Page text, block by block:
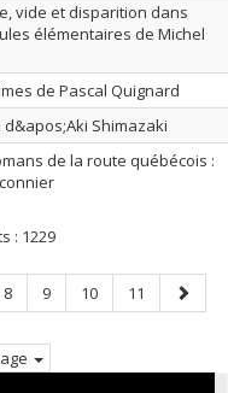
vide et disparition dans
élémentaires de Michel
de Pascal Quignard
Shimazaki
de la route québécois :
: 1229
Page
8 Page
9 Page
10 Page
11
Page